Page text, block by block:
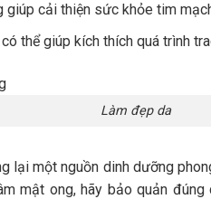
giúp cải thiện sức khỏe tim
thể giúp kích thích quá trình
Làm đẹp da
lại một nguồn dinh dưỡng
mật ong, hãy bảo quản